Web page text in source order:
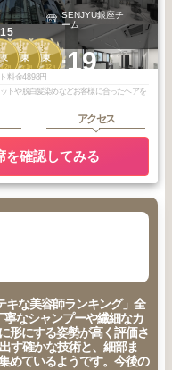
東
年 2月
3
関東
2026年 1 月
3
関東
2025年 12月
+19
SENJYU銀座チ
ーム
料金4898円
トや脱白髪染めなどお客様に合ったヘアを
アクセス
を確認してみる
キな美容師ランキング」全
なシャンプーや繊細なカ
形にする姿勢が高く評価さ
す確かな技術と、細部ま
めているようです。今後の